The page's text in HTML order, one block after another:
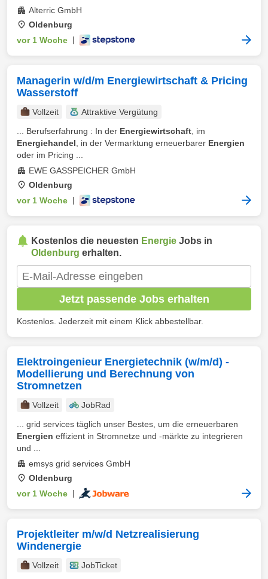
Alterric GmbH
Oldenburg
vor 1 Woche
Managerin w/d/m Energiewirtschaft & Pricing
Wasserstoff
Vollzeit
Attraktive Vergütung
... Berufserfahrung : In der Energiewirtschaft , im
Energiehandel , in der Vermarktung erneuerbarer Energien
oder im Pricing ...
EWE GASSPEICHER GmbH
Oldenburg
vor 1 Woche
Kostenlos die neuesten Energie Jobs in
Oldenburg erhalten.
Jetzt passende Jobs erhalten
Kostenlos. Jederzeit mit einem Klick abbestellbar.
Elektroingenieur Energietechnik (w/m/d) -
Modellierung und Berechnung von
Stromnetzen
Vollzeit
JobRad
... grid services täglich unser Bestes, um die erneuerbaren
Energien effizient in Stromnetze und -märkte zu integrieren
und ...
emsys grid services GmbH
Oldenburg
vor 1 Woche
Projektleiter m/w/d Netzrealisierung
Windenergie
Vollzeit JobTicket